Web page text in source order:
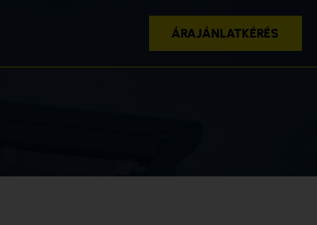
ÁRAJÁNLATKÉRÉS